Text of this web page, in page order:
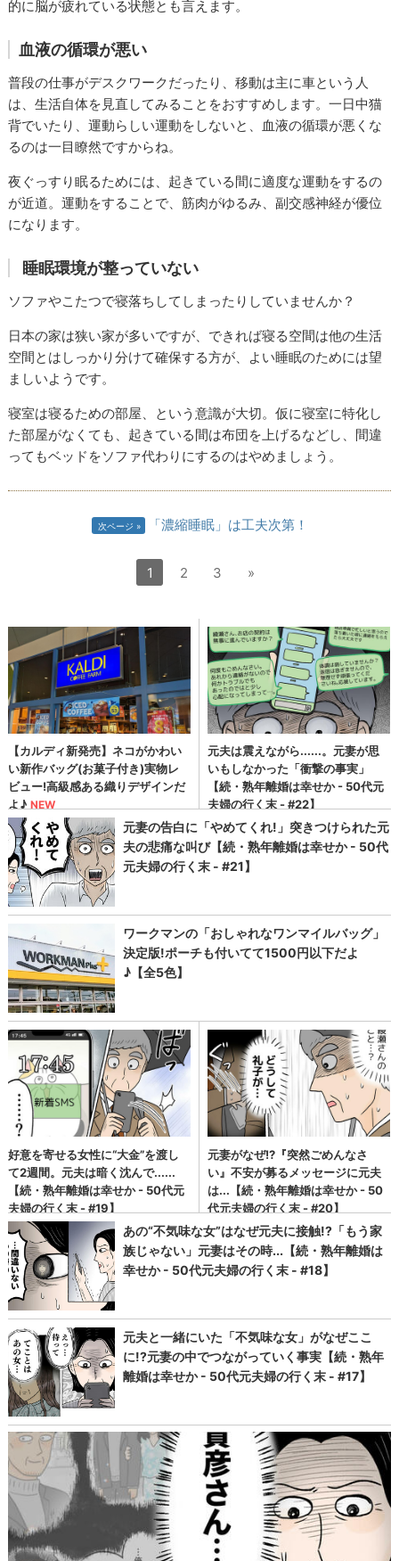
的に脳が疲れている状態とも言えます。
血液の循環が悪い
普段の仕事がデスクワークだったり、移動は主に車という人
は、生活自体を見直してみることをおすすめします。一日中猫
背でいたり、運動らしい運動をしないと、血液の循環が悪くな
るのは一目瞭然ですからね。
夜ぐっすり眠るためには、起きている間に適度な運動をするの
が近道。運動をすることで、筋肉がゆるみ、副交感神経が優位
になります。
睡眠環境が整っていない
ソファやこたつで寝落ちしてしまったりしていませんか？
日本の家は狭い家が多いですが、できれば寝る空間は他の生活
空間とはしっかり分けて確保する方が、よい睡眠のためには望
ましいようです。
寝室は寝るための部屋、という意識が大切。仮に寝室に特化し
た部屋がなくても、起きている間は布団を上げるなどし、間違
ってもベッドをソファ代わりにするのはやめましょう。
次ページ 「濃縮睡眠」は工夫次第！
1 2 3 »